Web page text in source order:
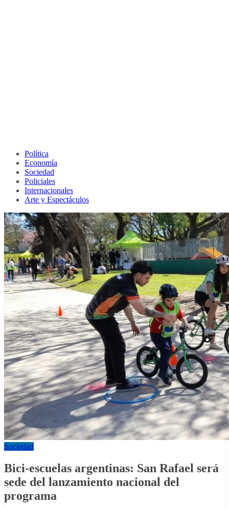
Política
Economía
Sociedad
Policiales
Internacionales
Arte y Espectáculos
Sociedad
Bici-escuelas argentinas: San Rafael será
sede del lanzamiento nacional del
programa